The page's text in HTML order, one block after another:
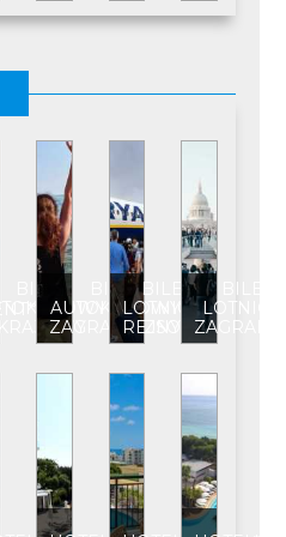
BILET
KRAJOWY
BILET
AUTOKAROWY
ZAGRANICZNY
BILET
LOTNICZY
REJSOWY
BILET